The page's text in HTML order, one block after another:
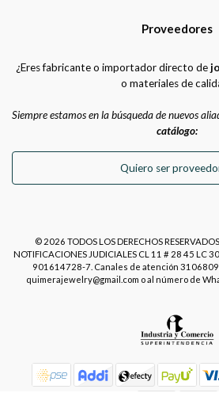
Proveedores
¿Eres fabricante o importador directo de
o materiales de
Siempre estamos en la búsqueda de nuevos
catálogo:
Quiero ser
© 2026 TODOS LOS DERECHOS
NOTIFICACIONES JUDICIALES CL 11 # 28 45 LC
901614728-7. Canales de atención
quimerajewelry@gmail.com o al número de